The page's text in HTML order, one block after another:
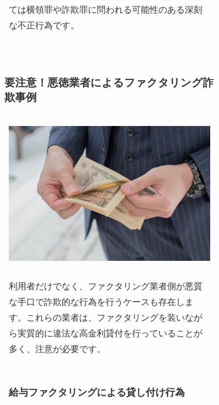
ては横領罪や詐欺罪に問われる可能性のある深刻
な不正行為です。
要注意！悪徳業者によるファクタリング詐
欺事例
利用者だけでなく、ファクタリング業者側が悪質
な手口で詐欺的な行為を行うケースも存在しま
す。これらの業者は、ファクタリングを装いなが
ら実質的に違法な高金利貸付を行っていることが
多く、注意が必要です。
給与ファクタリングによる貸し付け行為